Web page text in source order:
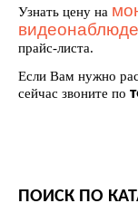
Узнать цену на
прайс-листа.
Если Вам нужно
сейчас звоните по
ПОИСК ПО